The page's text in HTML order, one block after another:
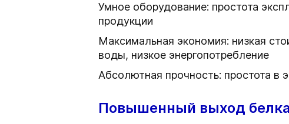
Умное оборудование: простота
продукции
Максимальная экономия: низкая
воды, низкое энергопотребление
Абсолютная прочность: простота в
Повышенный выход белка